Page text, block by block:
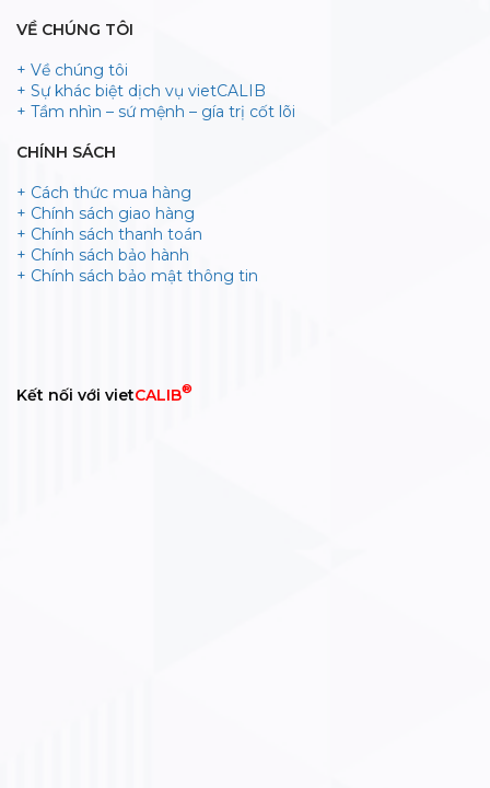
VỀ CHÚNG TÔI
+ Về chúng tôi
+ Sự khác biệt dịch vụ vietCALIB
+ Tầm nhìn – sứ mệnh – gía trị cốt lõi
CHÍNH SÁCH
+ Cách thức mua hàng
+ Chính sách giao hàng
+ Chính sách thanh toán
+ Chính sách bảo hành
+ Chính sách bảo mật thông tin
Kết nối với vietCALIB®